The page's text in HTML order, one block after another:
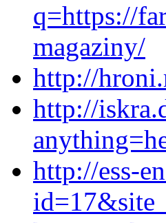
q=https://
magaziny/
http://
http://
http://ess-